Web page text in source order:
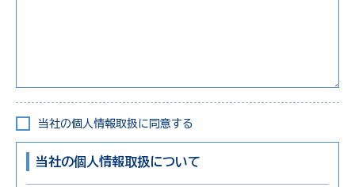
当社の個人情報取扱に同意する
当社の個人情報取扱について